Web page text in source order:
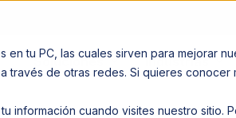
en tu PC, las cuales sirven para mejorar
través de otras redes. Si quieres
información cuando visites nuestro sitio.
Soluciones Industrias